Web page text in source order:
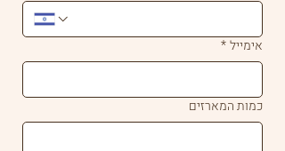
אימייל*
כמות המארזים